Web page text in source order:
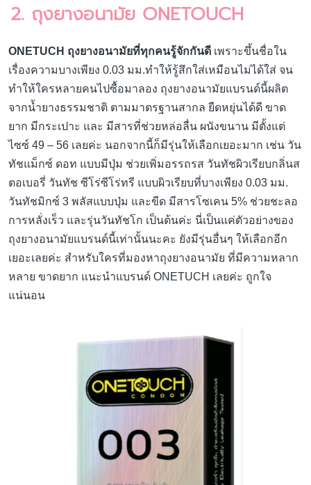
2. ถุงยางอนามัย ONETOUCH
ONETUCH ถุงยางอนามัยที่ทุกคนรู้จักกันดี เพราะขึ้นชื่อใน
เรื่องความบางเพียง 0.03 มม.ทำให้รู้สึกใส่เหมือนไม่ได้ใส่ จน
ทำให้ใครหลายคนไปซื้อมาลอง ถุงยางอนามัยแบรนด์นี้ผลิต
จากน้ำยางธรรมชาติ ตามมาตรฐานสากล ยืดหยุ่นได้ดี ขาด
ยาก มีกระเปาะ และ มีสารที่ช่วยหล่อลื่น ผนังขนาน มีตั้งแต่
ไซซ์ 49 – 56 เลยค่ะ นอกจากนี้ก็มีรุ่นให้เลือกเยอะมาก เช่น วัน
ทัชแม็กซ์ ดอท แบบมีปุ่ม ช่วยเพิ่มอรรถรส วันทัชผิวเรียบกลิ่นส
ตอเบอรี่ วันทัช ซีโร่ซีโร่ทรี แบบผิวเรียบที่บางเพียง 0.03 มม.
วันทัชมิกซ์ 3 พลัสแบบปุ่ม และขีด มีสารโซเคน 5% ช่วยชะลอ
การหลั่งเร็ว และรุ่นวันทัชโก เป็นต้นค่ะ นี่เป็นแค่ตัวอย่างของ
ถุงยางอนามัยแบรนด์นี้เท่านั้นนะคะ ยังมีรุ่นอื่นๆ ให้เลือกอีก
เยอะเลยค่ะ สำหรับใครที่มองหาถุงยางอนามัย ที่มีความหลาก
หลาย ขาดยาก แนะนำแบรนด์ ONETUCH เลยค่ะ ถูกใจ
แน่นอน